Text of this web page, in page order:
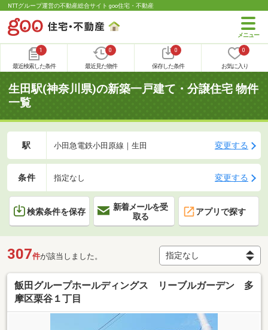
NTTグループ運営の不動産総合サイト goo住宅・不動産
1
最近検索した条件
0
最近見た物件
0
保存した条件
0
お気に入り
生田駅(神奈川県)の新築一戸建て・分譲住宅 物件
一覧
駅 小田急電鉄小田原線｜生田 変更する
条件 指定なし 変更する
検索条件を保存
新着メールを受
取る
アプリで探す
307件が該当しました。
飯田グループホールディングス リーブルガーデン 多
摩区栗谷１丁目